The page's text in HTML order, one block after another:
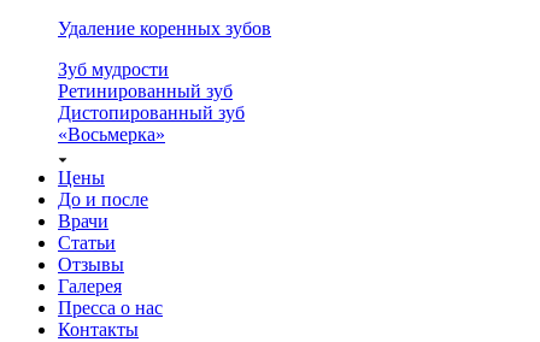
Удаление коренных зубов
Зуб мудрости
Ретинированный зуб
Дистопированный зуб
«Восьмерка»
Цены
До и после
Врачи
Статьи
Отзывы
Галерея
Пресса о нас
Контакты